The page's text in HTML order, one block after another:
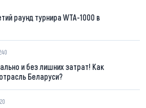
раунд турнира WTA-1000 в
и без лишних затрат! Как
Беларуси?